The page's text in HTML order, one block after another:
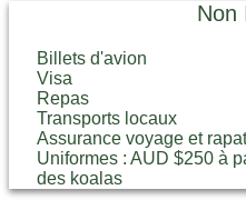
Non
Billets d'avion
Visa
Repas
Transports locaux
Assurance voyage et
Uniformes : AUD $250 à
des koalas